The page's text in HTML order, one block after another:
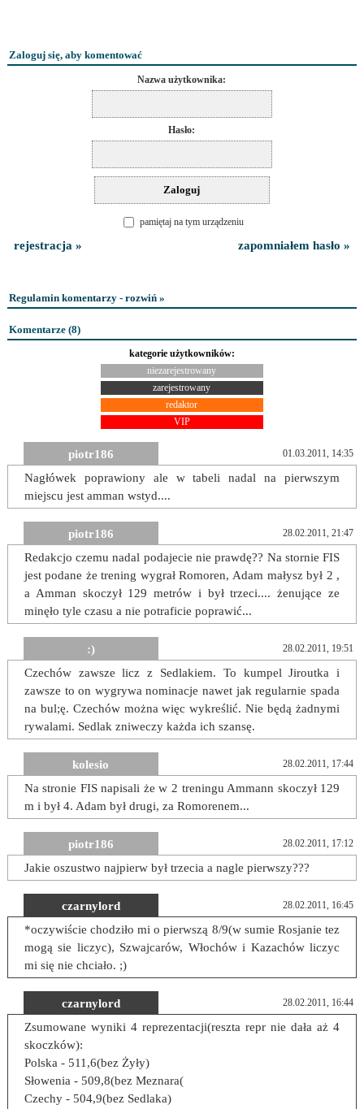
Zaloguj się, aby komentować
Nazwa użytkownika:
Hasło:
pamiętaj na tym urządzeniu
rejestracja » zapomniałem hasło »
Regulamin komentarzy - rozwiń »
Komentarze (8)
kategorie użytkowników:
niezarejestrowany
zarejestrowany
redaktor
VIP
piotr186 01.03.2011, 14:35
Nagłówek poprawiony ale w tabeli nadal na pierwszym
miejscu jest amman wstyd....
piotr186 28.02.2011, 21:47
Redakcjo czemu nadal podajecie nie prawdę?? Na stornie FIS
jest podane że trening wygrał Romoren, Adam małysz był 2 ,
a Amman skoczył 129 metrów i był trzeci.... żenujące ze
minęło tyle czasu a nie potraficie poprawić...
:) 28.02.2011, 19:51
Czechów zawsze licz z Sedlakiem. To kumpel Jiroutka i
zawsze to on wygrywa nominacje nawet jak regularnie spada
na bul;ę. Czechów można więc wykreślić. Nie będą żadnymi
rywalami. Sedlak zniweczy każda ich szansę.
kolesio 28.02.2011, 17:44
Na stronie FIS napisali że w 2 treningu Ammann skoczył 129
m i był 4. Adam był drugi, za Romorenem...
piotr186 28.02.2011, 17:12
Jakie oszustwo najpierw był trzecia a nagle pierwszy???
czarnylord 28.02.2011, 16:45
*oczywiście chodziło mi o pierwszą 8/9(w sumie Rosjanie tez
mogą sie liczyc), Szwajcarów, Włochów i Kazachów liczyc
mi się nie chciało. ;)
czarnylord 28.02.2011, 16:44
Zsumowane wyniki 4 reprezentacji(reszta repr nie dała aż 4
skoczków):
Polska - 511,6(bez Żyły)
Słowenia - 509,8(bez Meznara(
Czechy - 504,9(bez Sedlaka)